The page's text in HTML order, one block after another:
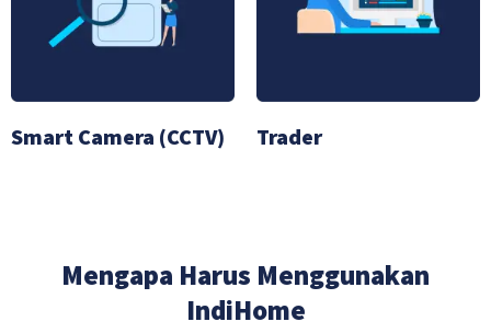
Smart Camera (CCTV) Trader
Mengapa Harus Menggunakan
IndiHome